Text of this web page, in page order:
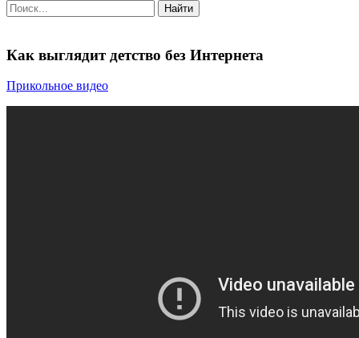
Найти
Как выглядит детство без Интернета
Прикольное видео